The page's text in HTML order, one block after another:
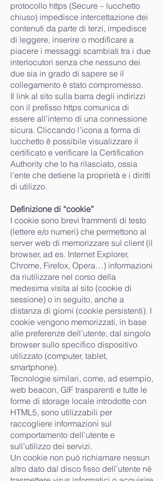
protocollo https (Secure – lucchetto
chiuso) impedisce intercettazione dei
contenuti da parte di terzi, impedisce
di leggere, inserire o modificare a
piacere i messaggi scambiati tra i due
interlocutori senza che nessuno dei
due sia in grado di sapere se il
collegamento è stato compromesso.
Il link al sito sulla barra degli indirizzi
con il prefisso https comunica di
essere all’interno di una connessione
sicura. Cliccando l’icona a forma di
lucchetto ë possibile visualizzare il
certificato e verificare la Certification
Authority che lo ha rilasciato, ossia
l’ente che detiene la proprietà e i diritti
di utilizzo.
Definizione di “cookie”
I cookie sono brevi frammenti di testo
(lettere e/o numeri) che permettono al
server web di memorizzare sul client (il
browser, ad es. Internet Explorer,
Chrome, Firefox, Opera…) informazioni
da riutilizzare nel corso della
medesima visita al sito (cookie di
sessione) o in seguito, anche a
distanza di giorni (cookie persistenti). I
cookie vengono memorizzati, in base
alle preferenze dell’utente, dal singolo
browser sullo specifico dispositivo
utilizzato (computer, tablet,
smartphone).
Tecnologie similari, come, ad esempio,
web beacon, GIF trasparenti e tutte le
forme di storage locale introdotte con
HTML5, sono utilizzabili per
raccogliere informazioni sul
comportamento dell’utente e
sull’utilizzo dei servizi.
Un cookie non può richiamare nessun
altro dato dal disco fisso dell’utente nè